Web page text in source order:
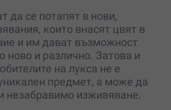
да се потапят в нови,
които внасят цвят в
и им дават възможност
ново и различно. Затова и
на лукса не е
предмет, а може да
незабравимо изживяване.